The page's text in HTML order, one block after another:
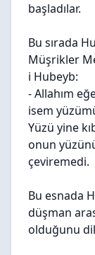
başladılar.
Bu sırada
Müşrikler
i Hubeyb:
- Allahım
isem
Yüzü yine
onun
çeviremedi.
Bu esnada
düşman
olduğunu